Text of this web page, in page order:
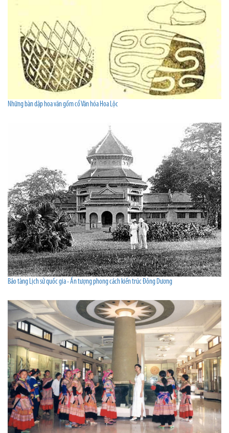
Những bàn dập hoa văn gốm cổ Văn hóa Hoa Lộc
Bảo tàng Lịch sử quốc gia - Ấn tượng phong cách kiến trúc Đông Dương